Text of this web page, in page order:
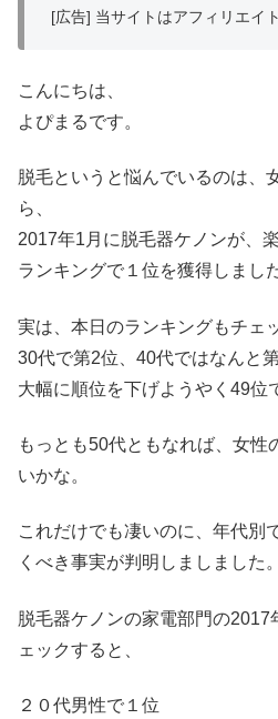
[広告] 当サイトはアフィリエイ
こんにちは、
よぴまるです。
脱毛というと悩んでいるのは、
ら、
2017年1月に脱毛器ケノンが、
ランキングで１位を獲得しました
実は、本日のランキングもチェ
30代で第2位、40代ではなんと
大幅に順位を下げようやく49位
もっとも50代ともなれば、女性
いかな。
これだけでも凄いのに、年代別
くべき事実が判明しましました。
脱毛器ケノンの家電部門の
ェックすると、
２０代男性で１位